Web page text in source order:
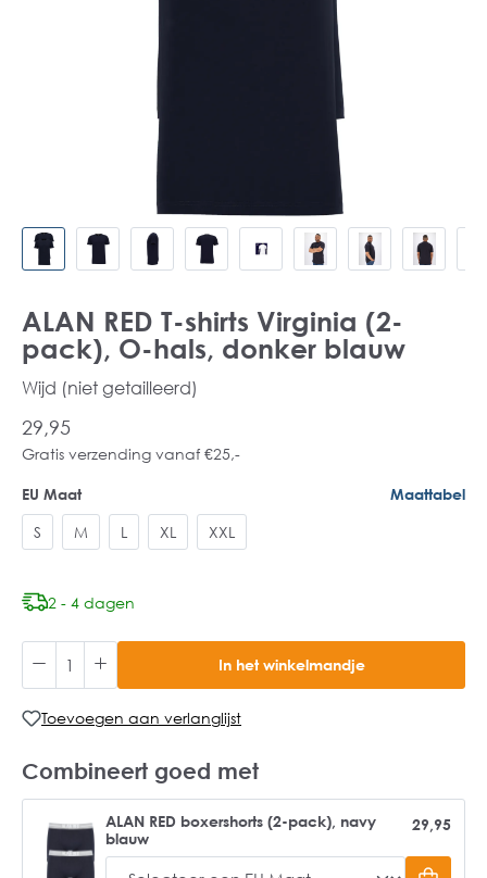
ALAN RED T-shirts Virginia (2-
pack), O-hals, donker blauw
Wijd (niet getailleerd)
29,95
Gratis verzending vanaf €25,-
EU Maat Maattabel
S M L XL XXL
2 - 4 dagen
In het winkelmandje
Toevoegen aan verlanglijst
Combineert goed met
ALAN RED boxershorts (2-pack), navy
blauw
29,95